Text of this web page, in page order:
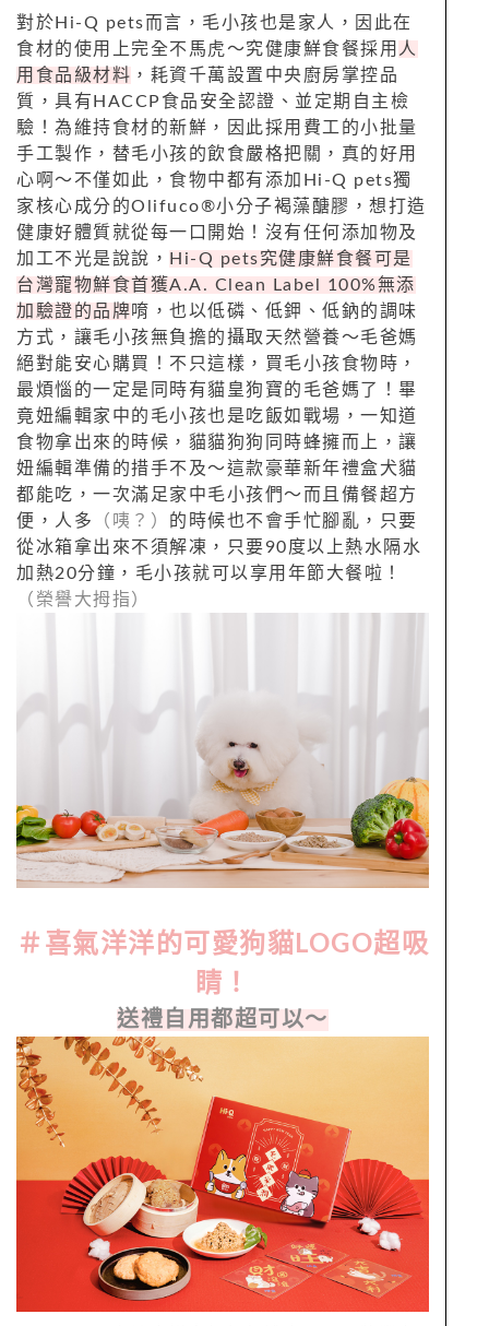
對於Hi-Q pets而言，毛小孩也是家人，因此在
食材的使用上完全不馬虎～究健康鮮食餐採用 人
用食品級材料 ，耗資千萬設置中央廚房掌控品
質，具有HACCP食品安全認證、並定期自主檢
驗！為維持食材的新鮮，因此採用費工的小批量
手工製作，替毛小孩的飲食嚴格把關，真的好用
心啊～不僅如此，食物中都有添加Hi-Q pets獨
家核心成分的Olifuco®小分子褐藻醣膠，想打造
健康好體質就從每一口開始！沒有任何添加物及
加工不光是說說，
Hi-Q pets究健康鮮食餐可是
台灣寵物鮮食首獲A.A. Clean Label 100%無添
加驗證的品牌唷，也以低磷、低鉀、低鈉的調味
方式，讓毛小孩無負擔的攝取天然營養～毛爸媽
絕對能安心購買！不只這樣，買毛小孩食物時，
最煩惱的一定是同時有貓皇狗寶的毛爸媽了！畢
竟妞編輯家中的毛小孩也是吃飯如戰場，一知道
食物拿出來的時候，貓貓狗狗同時蜂擁而上，讓
妞編輯準備的措手不及～這款豪華新年禮盒犬貓
都能吃，一次滿足家中毛小孩們～而且備餐超方
便，人多
（咦？）
的時候也不會手忙腳亂，只要
從冰箱拿出來不須解凍，只要90度以上熱水隔水
加熱20分鐘，毛小孩就可以享用年節大餐啦！
（榮譽大拇指）
＃喜氣洋洋的可愛狗貓LOGO超吸
睛！
送禮自用都超可以～